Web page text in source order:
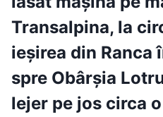
Transalpina, la
ieșirea din Ranca
spre Obârșia
lejer pe jos circa